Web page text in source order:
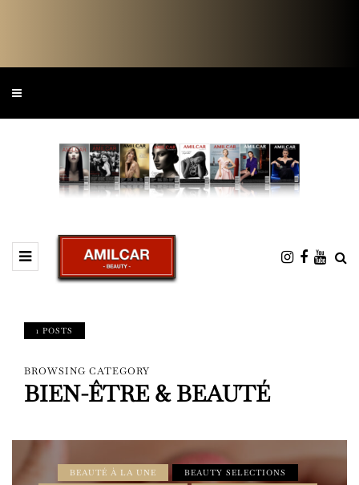
1 POSTS
BROWSING CATEGORY
BIEN-ÊTRE & BEAUTÉ
BEAUTÉ À LA UNE
BEAUTY SELECTIONS